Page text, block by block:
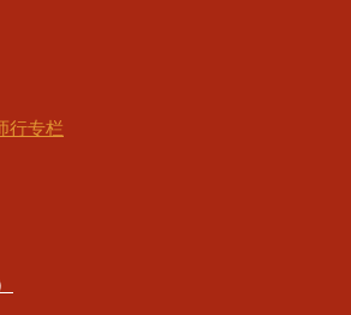
行专栏